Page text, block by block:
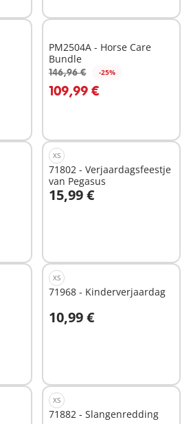
PM2504A - Horse Care
Bundle
146,96 € -25%
109,99 €
In winkelwagen
XS
71802 - Verjaardagsfeestje
van Pegasus
15,99 €
In winkelwagen
XS
71968 - Kinderverjaardag
10,99 €
In winkelwagen
XS
71882 - Slangenredding